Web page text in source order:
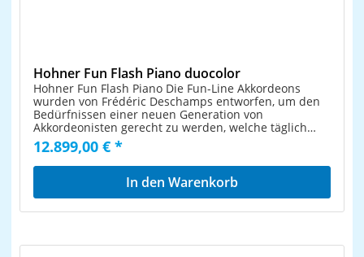
Hohner Fun Flash Piano duocolor
Hohner Fun Flash Piano Die Fun-Line Akkordeons
wurden von Frédéric Deschamps entworfen, um den
Bedürfnissen einer neuen Generation von
Akkordeonisten gerecht zu werden, welche täglich
ihre musikalischen Fähigkeiten verbessern möchten.
Die Hauptvorteile dieser Akkordeon-Reihe sind die
Ergonomie, das Aussehen, der Klang, die Elastizität
der Tastaturen, die Kompression des Balgs und das
geringe Gewicht. Das Image des Akkordeons
Deshalb wird die Fun Line individuell für die Künstler
12.899,00 € *
In den Warenkorb